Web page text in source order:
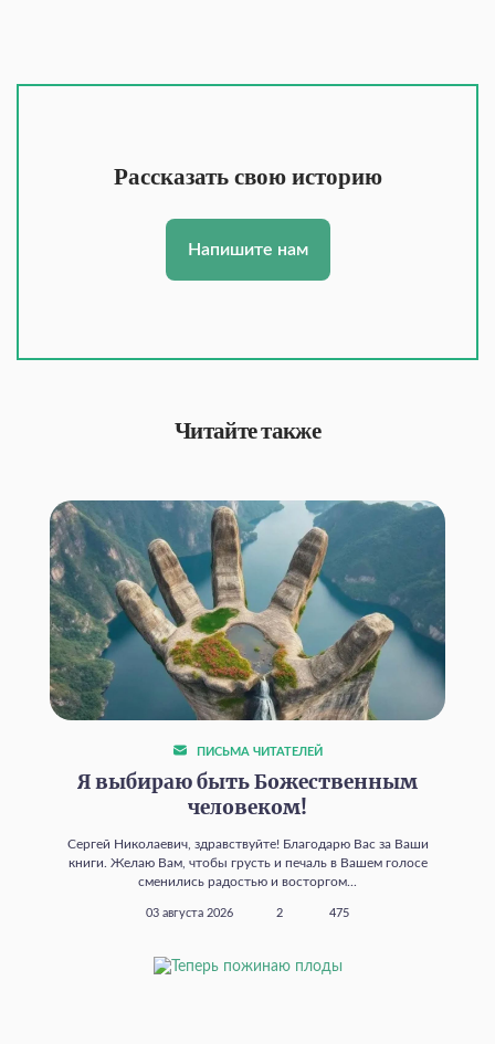
Рассказать свою историю
Напишите нам
Читайте также
ПИСЬМА ЧИТАТЕЛЕЙ
Я выбираю быть Божественным
человеком!
Сергей Николаевич, здравствуйте! Благодарю Вас за Ваши
книги. Желаю Вам, чтобы грусть и печаль в Вашем голосе
сменились радостью и восторгом...
03 августа 2026 2 475